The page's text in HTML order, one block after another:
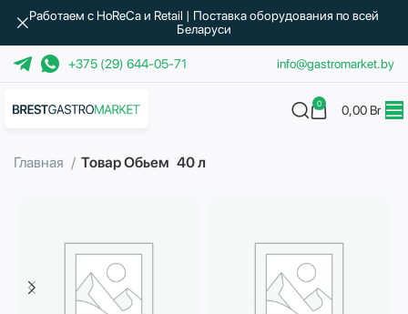
+375 (29) 644-05-71 info@gastromarket.by
0 0,00 Br
Главная Товар Обьем 40 л
Работаем с HoReCa и Retail | Поставка оборудования по всей
Беларуси